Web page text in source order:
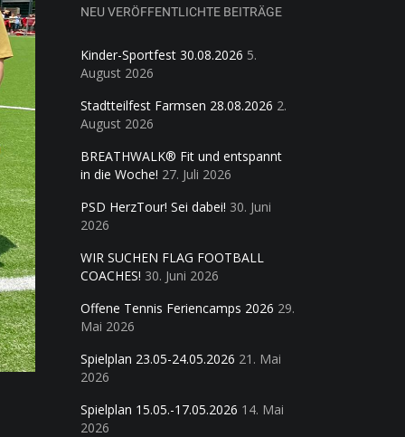
NEU VERÖFFENTLICHTE BEITRÄGE
Kinder-Sportfest 30.08.2026 5.
August 2026
Stadtteilfest Farmsen 28.08.2026 2.
August 2026
BREATHWALK® Fit und entspannt
in die Woche! 27. Juli 2026
PSD HerzTour! Sei dabei! 30. Juni
2026
WIR SUCHEN FLAG FOOTBALL
COACHES! 30. Juni 2026
Offene Tennis Feriencamps 2026 29.
Mai 2026
Spielplan 23.05-24.05.2026 21. Mai
2026
Spielplan 15.05.-17.05.2026 14. Mai
2026